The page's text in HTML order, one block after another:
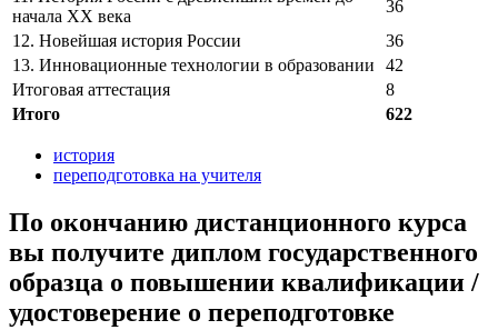
начала ХХ века
36
12. Новейшая история России
36
13. Инновационные технологии в образовании
42
Итоговая аттестация
8
Итого
622
история
переподготовка на учителя
По окончанию дистанционного курса
вы получите диплом государственного
образца о повышении квалификации /
удостоверение о переподготовке